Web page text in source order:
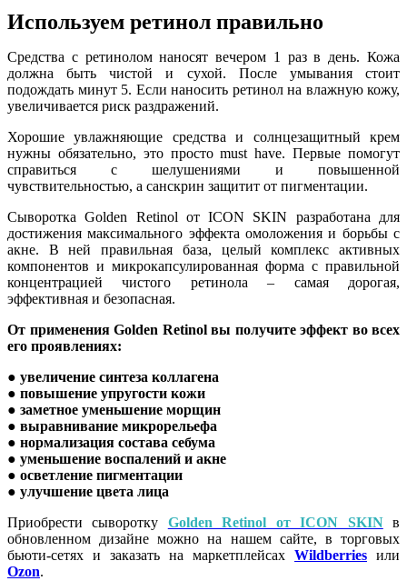
Используем ретинол правильно
Средства с ретинолом наносят вечером 1 раз в день. Кожа
должна быть чистой и сухой. После умывания стоит
подождать минут 5. Если наносить ретинол на влажную кожу,
увеличивается риск раздражений.
Хорошие увлажняющие средства и солнцезащитный крем
нужны обязательно, это просто must have. Первые помогут
справиться с шелушениями и повышенной
чувствительностью, а санскрин защитит от пигментации.
Сыворотка Golden Retinol от ICON SKIN разработана для
достижения максимального эффекта омоложения и борьбы с
акне. В ней правильная база, целый комплекс активных
компонентов и микрокапсулированная форма с правильной
концентрацией чистого ретинола – самая дорогая,
эффективная и безопасная.
От применения Golden Retinol вы получите эффект во всех
его проявлениях:
● увеличение синтеза коллагена
● повышение упругости кожи
● заметное уменьшение морщин
● выравнивание микрорельефа
● нормализация состава себума
● уменьшение воспалений и акне
● осветление пигментации
● улучшение цвета лица
Приобрести сыворотку Golden Retinol от ICON SKINв
обновленном дизайне можно на нашем сайте, в торговых
бьюти-сетях и заказать на маркетплейсах Wildberries или
Ozon.